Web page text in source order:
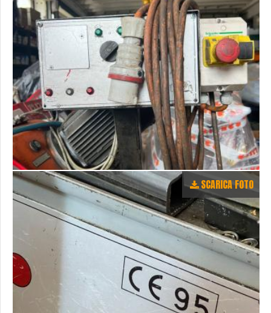
SCARICA FOTO